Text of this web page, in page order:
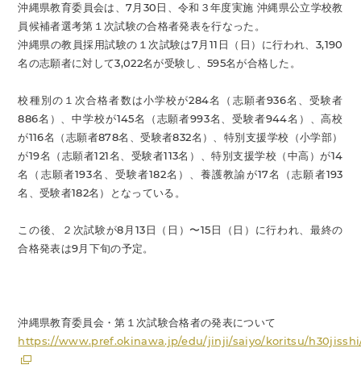
沖縄県教育委員会は、7月30日、令和３年度実施 沖縄県公立学校教
員候補者選考第１次試験の合格者発表を行なった。
沖縄県の教員採用試験の１次試験は7月11日（日）に行われ、3,190
名の志願者に対して3,022名が受験し、595名が合格した。
校種別の１次合格者数は小学校が284名（志願者936名、受験者
886名）、中学校が145名（志願者993名、受験者944名）、高校
が116名（志願者878名、受験者832名）、特別支援学校（小学部）
が19名（志願者121名、受験者113名）、特別支援学校（中高）が14
名（志願者193名、受験者182名）、養護教諭が17名（志願者193
名、受験者182名）となっている。
この後、２次試験が8月13日（日）〜15日（日）に行われ、最終の
合格発表は9月下旬の予定。
沖縄県教育委員会・第１次試験合格者の発表について
https://www.pref.okinawa.jp/edu/jinji/saiyo/koritsu/